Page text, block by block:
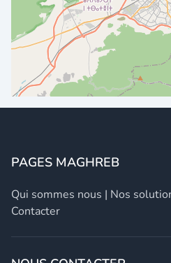
PAGES MAGHREB
Qui sommes nous | Nos
Contacter